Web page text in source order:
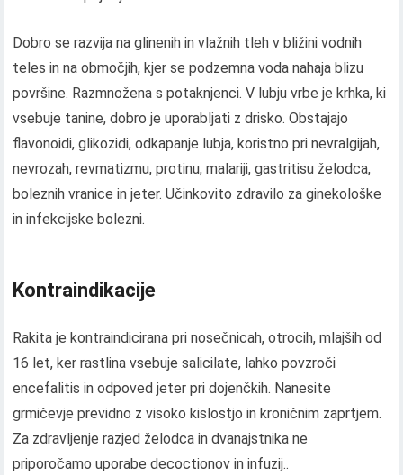
Dobro se razvija na glinenih in vlažnih tleh v bližini vodnih
teles in na območjih, kjer se podzemna voda nahaja blizu
površine. Razmnožena s potaknjenci. V lubju vrbe je krhka, ki
vsebuje tanine, dobro je uporabljati z drisko. Obstajajo
flavonoidi, glikozidi, odkapanje lubja, koristno pri nevralgijah,
nevrozah, revmatizmu, protinu, malariji, gastritisu želodca,
boleznih vranice in jeter. Učinkovito zdravilo za ginekološke
in infekcijske bolezni.
Kontraindikacije
Rakita je kontraindicirana pri nosečnicah, otrocih, mlajših od
16 let, ker rastlina vsebuje salicilate, lahko povzroči
encefalitis in odpoved jeter pri dojenčkih. Nanesite
grmičevje previdno z visoko kislostjo in kroničnim zaprtjem.
Za zdravljenje razjed želodca in dvanajstnika ne
priporočamo uporabe decoctionov in infuzij..